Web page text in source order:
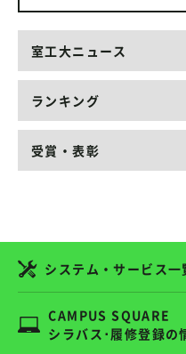
室工大ニュース
ランキング
受賞・表彰
システム・サービス
CAMPUS SQUARE
シラバス･履修登録の